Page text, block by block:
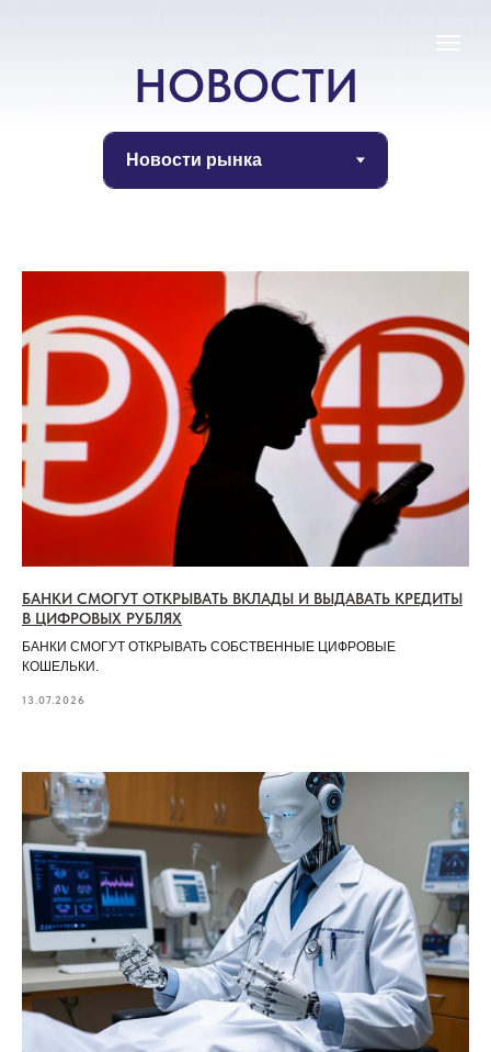
НОВОСТИ
БАНКИ СМОГУТ ОТКРЫВАТЬ ВКЛАДЫ И ВЫДАВАТЬ КРЕДИТЫ
В ЦИФРОВЫХ РУБЛЯХ
БАНКИ СМОГУТ ОТКРЫВАТЬ СОБСТВЕННЫЕ ЦИФРОВЫЕ
КОШЕЛЬКИ.
13.07.2026